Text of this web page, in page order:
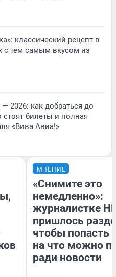
классический рецепт в
с тем самым вкусом из
2026: как добраться до
стоят билеты и полная
«Вива Авиа!»
МНЕНИЕ
«Снимите это
немедленно»:
журналистке
пришлось
чтобы попасть
на что можно
ради новости